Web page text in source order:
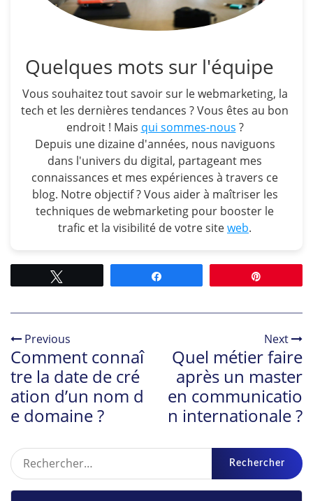
Quelques mots sur l'équipe
Vous souhaitez tout savoir sur le webmarketing, la
tech et les dernières tendances ? Vous êtes au bon
endroit ! Mais qui sommes-nous ?
Depuis une dizaine d'années, nous naviguons
dans l'univers du digital, partageant mes
connaissances et mes expériences à travers ce
blog. Notre objectif ? Vous aider à maîtriser les
techniques de webmarketing pour booster le
trafic et la visibilité de votre siteweb.
Previous
Comment connaî
tre la date de cré
ation d’un nom d
e domaine ?
Next
Quel métier faire
après un master
en communicatio
n internationale ?
Rechercher :